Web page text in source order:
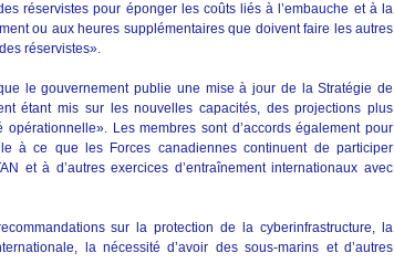
réservistes pour éponger les coûts liés à l’embauche et à la
ou aux heures supplémentaires que doivent faire les autres
réservistes».
le gouvernement publie une mise à jour de la Stratégie de
étant mis sur les nouvelles capacités, des projections plus
Les membres sont d’accords également pour
à ce que les Forces canadiennes continuent de participer
et à d’autres exercices d’entraînement internationaux avec
sur la protection de la cyberinfrastructure, la
la nécessité d’avoir des sous-marins et d’autres